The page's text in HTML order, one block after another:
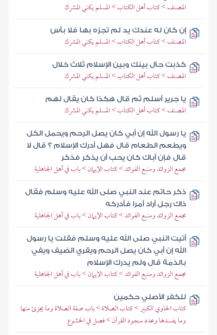
المصنف > كتاب أهل الكتاب > المسلم يكني المشرك
إن كان له عندك يد لم تجزه بها فلا بأس
المصنف > كتاب أهل الكتاب > المسلم يكني المشرك
كذبت حال بينك وبين الإسلام ثلاث خلال
المصنف > كتاب أهل الكتاب > المسلم يكني المشرك
يا جرير أسلم ثم قال هكذا كان يقال لهم
المصنف > كتاب أهل الكتاب > المسلم يكني المشرك
يا رسول الله إن أبي كان يصل الرحم ويحمل الكل
ويطعم الطعام قال فهل أدرك الإسلام ؟ قال لا
قال فإن أباك كان يحب أن يذكر فذكر
مجمع الزوائد ومنبع الفوائد > كتاب الإيمان > باب في أهل الجاهلية
ذكر حاتم عند النبي صلى الله عليه وسلم فقال
ذاك رجل أراد أمرا فأدركه
مجمع الزوائد ومنبع الفوائد > كتاب الإيمان > باب في أهل الجاهلية
أتيت النبي صلى الله عليه وسلم فقلت يا رسول
الله إن أبي كان يصل الرحم ويقري الضيف ويفي
بالذمة قال ولم يدرك الإسلام
مجمع الزوائد ومنبع الفوائد > كتاب الإيمان > باب في أهل الجاهلية
للكفر الأصلي حكمين
كتاب الحاوي الكبير > كتاب الصلاة > باب صفة الصلاة وما يجزئ منها
وما يفسدها وعدد سجود القرآن > فصل في الخشوع